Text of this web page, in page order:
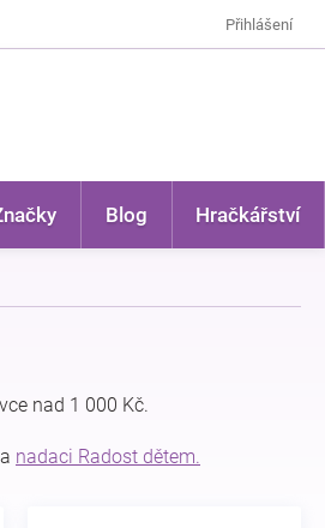
Přihlášení
Blog Hračkářství
nad 1 000 Kč.
nadaci Radost dětem.